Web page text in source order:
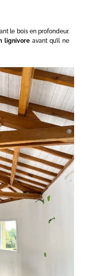
le bois en profondeur.
lignivoreavant qu’il ne